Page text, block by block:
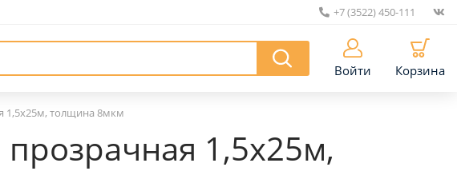
+7 (3522) 450-111
Войти Корзина
1,5х25м, толщина 8мкм
1,5х25м,